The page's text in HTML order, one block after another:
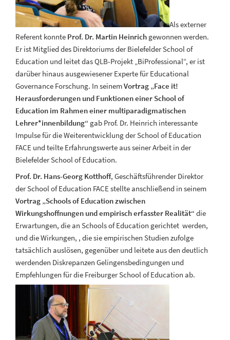
Als externer
Referent konnte Prof. Dr. Martin Heinrich gewonnen werden.
Er ist Mitglied des Direktoriums der Bielefelder School of
Education und leitet das QLB-Projekt „BiProfessional“, er ist
darüber hinaus ausgewiesener Experte für Educational
Governance Forschung. In seinemVortrag „Face it!
Herausforderungen und Funktionen einer School of
Education im Rahmen einer multiparadigmatischen
Lehrer*innenbildung“ gab Prof. Dr. Heinrich interessante
Impulse für die Weiterentwicklung der School of Education
FACE und teilte Erfahrungswerte aus seiner Arbeit in der
Bielefelder School of Education.
Prof. Dr. Hans-Georg Kotthoff, Geschäftsführender Direktor
der School of Education FACE stellte anschließend in seinem
Vortrag „Schools of Education zwischen
Wirkungshoffnungen und empirisch erfasster Realität“ die
Erwartungen, die an Schools of Education gerichtet werden,
und die Wirkungen, , die sie empirischen Studien zufolge
tatsächlich auslösen, gegenüber und leitete aus den deutlich
werdenden Diskrepanzen Gelingensbedingungen und
Empfehlungen für die Freiburger School of Education ab.